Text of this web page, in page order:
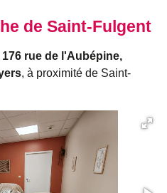
de Saint-Fulgent
176 rue de l'Aubépine,
, à proximité de Saint-